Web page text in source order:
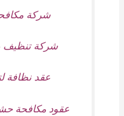
شركة
شركة تنظيف
عقد نظافة
عقود مكافحة